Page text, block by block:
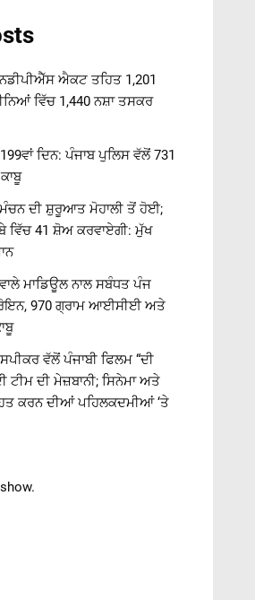
ਐਕਟ ਤਹਿਤ 1,201
ਵਿੱਚ 1,440 ਨਸ਼ਾ ਤਸਕਰ
ਦਿਨ: ਪੰਜਾਬ ਪੁਲਿਸ ਵੱਲੋਂ 731
ਮੰਚਨ ਦੀ ਸ਼ੁਰੂਆਤ ਮੋਹਾਲੀ ਤੋਂ ਹੋਈ;
ਵਿੱਚ 41 ਸ਼ੋਅ ਕਰਵਾਏਗੀ: ਮੁੱਖ
ਮਾਡਿਊਲ ਨਾਲ ਸਬੰਧਤ ਪੰਜ
970 ਗ੍ਰਾਮ ਆਈਸੀਈ ਅਤੇ
ਵੱਲੋਂ ਪੰਜਾਬੀ ਫਿਲਮ “ਦੀ
ਟੀਮ ਦੀ ਮੇਜ਼ਬਾਨੀ; ਸਿਨੇਮਾ ਅਤੇ
ਕਰਨ ਦੀਆਂ ਪਹਿਲਕਦਮੀਆਂ ‘ਤੇ